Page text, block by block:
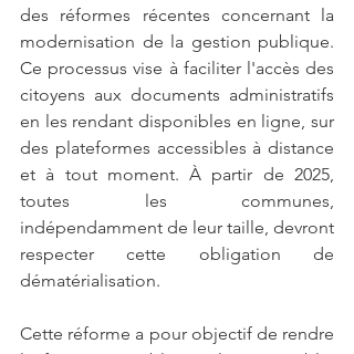
des réformes récentes concernant la
modernisation de la gestion publique.
Ce processus vise à faciliter l'accès des
citoyens aux documents administratifs
en les rendant disponibles en ligne, sur
des plateformes accessibles à distance
et à tout moment. À partir de 2025,
toutes les communes,
indépendamment de leur taille, devront
respecter cette obligation de
dématérialisation.
Cette réforme a pour objectif de rendre